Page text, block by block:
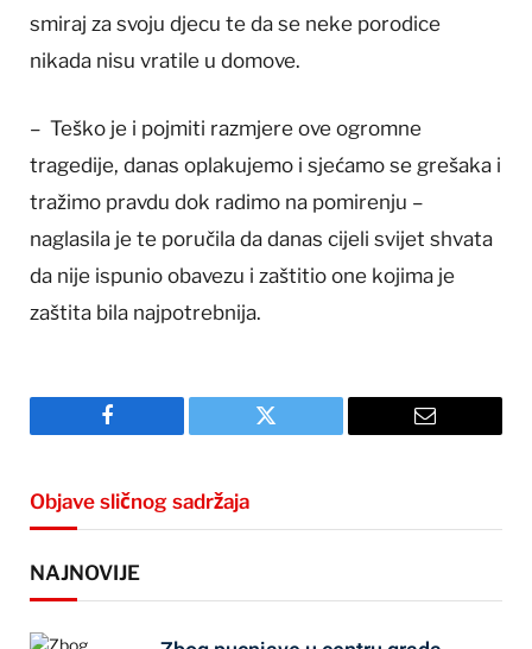
smiraj za svoju djecu te da se neke porodice
nikada nisu vratile u domove.
– Teško je i pojmiti razmjere ove ogromne
tragedije, danas oplakujemo i sjećamo se grešaka i
tražimo pravdu dok radimo na pomirenju –
naglasila je te poručila da danas cijeli svijet shvata
da nije ispunio obavezu i zaštitio one kojima je
zaštita bila najpotrebnija.
Facebook Twitter Email
Objave sličnog sadržaja
NAJNOVIJE